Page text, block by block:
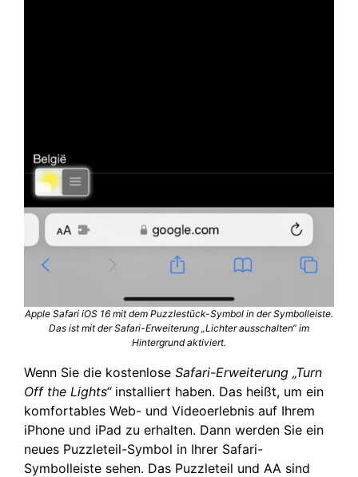
Apple Safari iOS 16 mit dem Puzzlestück-Symbol in der Symbolleiste.
Das ist mit der Safari-Erweiterung „Lichter ausschalten“ im
Hintergrund aktiviert.
Wenn Sie die kostenlose Safari-Erweiterung „Turn
Off the Lights“installiert haben. Das heißt, um ein
komfortables Web- und Videoerlebnis auf Ihrem
iPhone und iPad zu erhalten. Dann werden Sie ein
neues Puzzleteil-Symbol in Ihrer Safari-
Symbolleiste sehen. Das Puzzleteil und AA sind